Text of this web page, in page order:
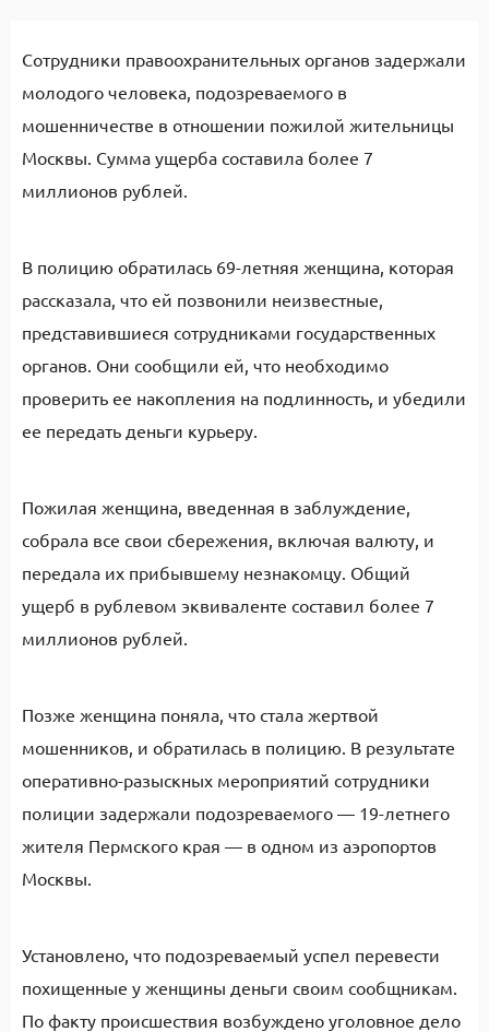
Сотрудники правоохранительных органов задержали
молодого человека, подозреваемого в
мошенничестве в отношении пожилой жительницы
Москвы. Сумма ущерба составила более 7
миллионов рублей.
В полицию обратилась 69-летняя женщина, которая
рассказала, что ей позвонили неизвестные,
представившиеся сотрудниками государственных
органов. Они сообщили ей, что необходимо
проверить ее накопления на подлинность, и убедили
ее передать деньги курьеру.
Пожилая женщина, введенная в заблуждение,
собрала все свои сбережения, включая валюту, и
передала их прибывшему незнакомцу. Общий
ущерб в рублевом эквиваленте составил более 7
миллионов рублей.
Позже женщина поняла, что стала жертвой
мошенников, и обратилась в полицию. В результате
оперативно-разыскных мероприятий сотрудники
полиции задержали подозреваемого — 19-летнего
жителя Пермского края — в одном из аэропортов
Москвы.
Установлено, что подозреваемый успел перевести
похищенные у женщины деньги своим сообщникам.
По факту происшествия возбуждено уголовное дело